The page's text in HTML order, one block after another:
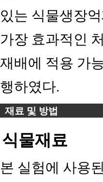
있는 식물생장
가장 효과적인
재배에 적용 가
행하였다.
재료 및 방법
식물재료
본 실험에 사용